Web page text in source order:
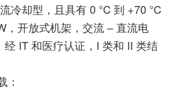
冷却型，且具有 0 °C 到 +70 °C
，开放式机架，交流 – 直流电
IT 和医疗认证，I 类和 II 类结
：